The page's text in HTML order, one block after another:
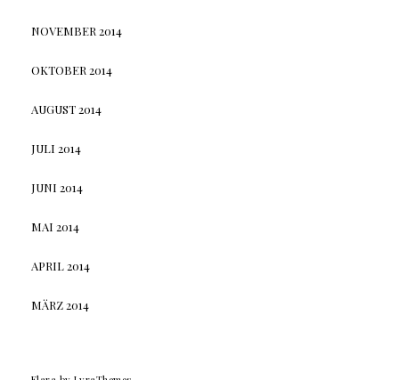
NOVEMBER 2014
OKTOBER 2014
AUGUST 2014
JULI 2014
JUNI 2014
MAI 2014
APRIL 2014
MÄRZ 2014